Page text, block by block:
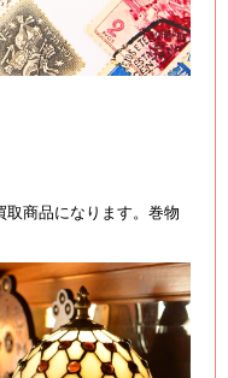
商品になります。巻物